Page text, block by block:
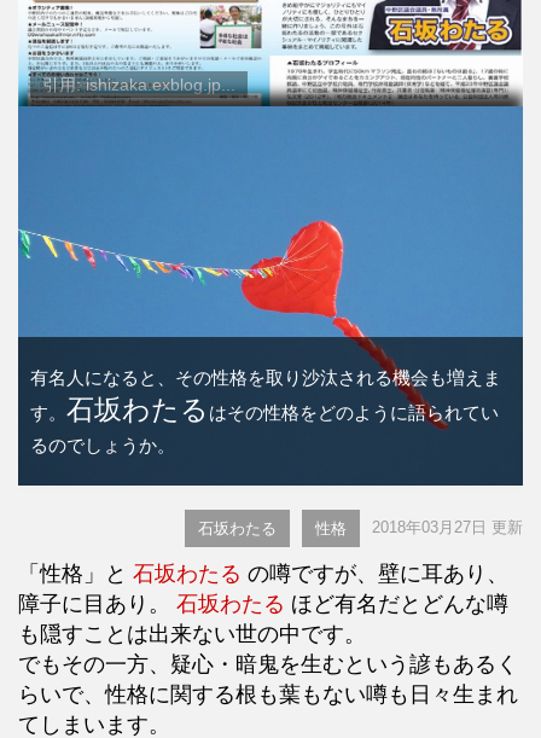
引用: ishizaka.exblog.jp...
有名人になると、その性格を取り沙汰される機会も増えま
す。 石坂わたる はその性格をどのように語られてい
るのでしょうか。
石坂わたる 性格 2018年03月27日 更新
「性格」と 石坂わたる の噂ですが、壁に耳あり、
障子に目あり。 石坂わたる ほど有名だとどんな噂
も隠すことは出来ない世の中です。
でもその一方、疑心・暗鬼を生むという諺もあるく
らいで、性格に関する根も葉もない噂も日々生まれ
てしまいます。